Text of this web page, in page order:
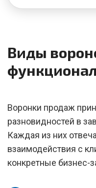
Виды
Воронки продаж
разновидностей в
Каждая из них
взаимодействия с
конкретные бизнес-